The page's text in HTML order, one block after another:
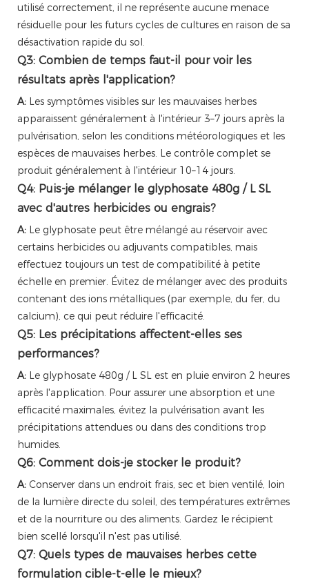
utilisé correctement, il ne représente aucune menace
résiduelle pour les futurs cycles de cultures en raison de sa
désactivation rapide du sol.
Q3: Combien de temps faut-il pour voir les
résultats après l'application?
A: Les symptômes visibles sur les mauvaises herbes
apparaissent généralement à l'intérieur 3–7 jours après la
pulvérisation, selon les conditions météorologiques et les
espèces de mauvaises herbes. Le contrôle complet se
produit généralement à l'intérieur 10–14 jours.
Q4: Puis-je mélanger le glyphosate 480g / L SL
avec d'autres herbicides ou engrais?
A: Le glyphosate peut être mélangé au réservoir avec
certains herbicides ou adjuvants compatibles, mais
effectuez toujours un test de compatibilité à petite
échelle en premier. Évitez de mélanger avec des produits
contenant des ions métalliques (par exemple, du fer, du
calcium), ce qui peut réduire l'efficacité.
Q5: Les précipitations affectent-elles ses
performances?
A: Le glyphosate 480g / L SL est en pluie environ 2 heures
après l'application. Pour assurer une absorption et une
efficacité maximales, évitez la pulvérisation avant les
précipitations attendues ou dans des conditions trop
humides.
Q6: Comment dois-je stocker le produit?
A: Conserver dans un endroit frais, sec et bien ventilé, loin
de la lumière directe du soleil, des températures extrêmes
et de la nourriture ou des aliments. Gardez le récipient
bien scellé lorsqu'il n'est pas utilisé.
Q7: Quels types de mauvaises herbes cette
formulation cible-t-elle le mieux?